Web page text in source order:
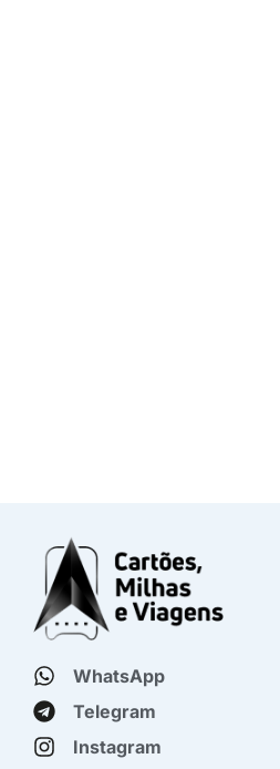
WhatsApp
Telegram
Instagram